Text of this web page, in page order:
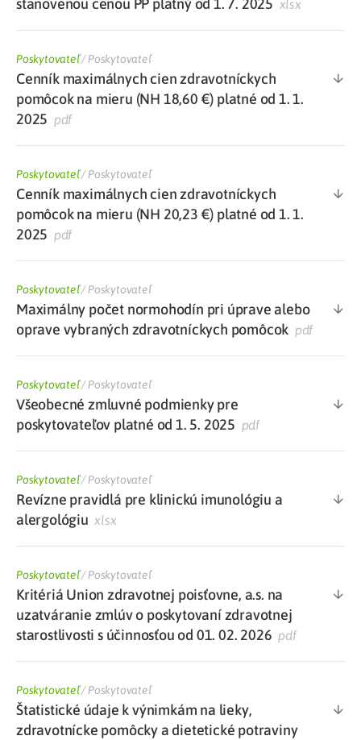
stanovenou cenou PP platný od 1. 7. 2025 xlsx
Poskytovateľ/Poskytovateľ
Cenník maximálnych cien zdravotníckych
pomôcok na mieru (NH 18,60 €) platné od 1. 1.
2025 pdf
Poskytovateľ/Poskytovateľ
Cenník maximálnych cien zdravotníckych
pomôcok na mieru (NH 20,23 €) platné od 1. 1.
2025 pdf
Poskytovateľ/Poskytovateľ
Maximálny počet normohodín pri úprave alebo
oprave vybraných zdravotníckych pomôcok pdf
Poskytovateľ/Poskytovateľ
Všeobecné zmluvné podmienky pre
poskytovateľov platné od 1. 5. 2025 pdf
Poskytovateľ/Poskytovateľ
Revízne pravidlá pre klinickú imunológiu a
alergológiu xlsx
Poskytovateľ/Poskytovateľ
Kritériá Union zdravotnej poisťovne, a.s. na
uzatváranie zmlúv o poskytovaní zdravotnej
starostlivosti s účinnosťou od 01. 02. 2026 pdf
Poskytovateľ/Poskytovateľ
Štatistické údaje k výnimkám na lieky,
zdravotnícke pomôcky a dietetické potraviny